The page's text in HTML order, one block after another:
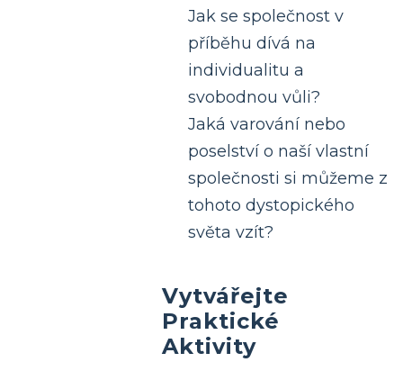
Jak se společnost v
příběhu dívá na
individualitu a
svobodnou vůli?
Jaká varování nebo
poselství o naší vlastní
společnosti si můžeme z
tohoto dystopického
světa vzít?
Vytvářejte
Praktické
Aktivity